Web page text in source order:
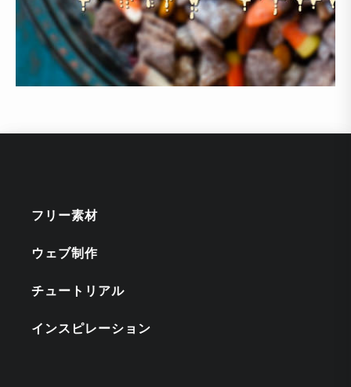
フリー素材
ウェブ制作
チュートリアル
インスピレーション